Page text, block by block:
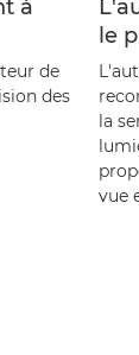
à
de
des
le
la
vue